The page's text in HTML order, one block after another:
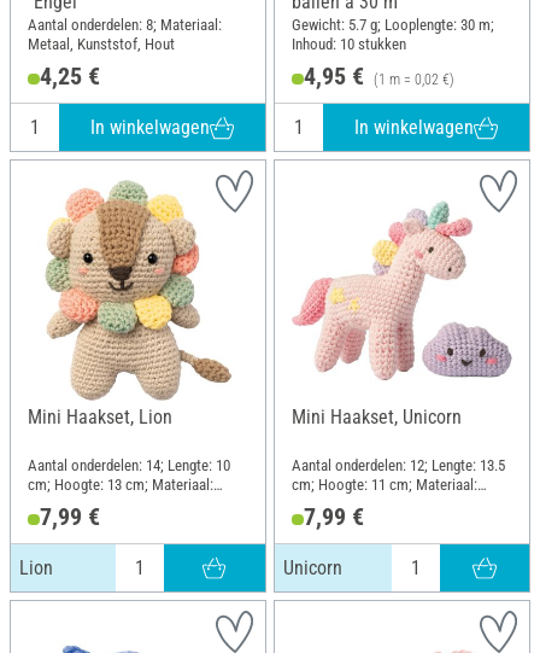
Aantal onderdelen: 8; Materiaal:
Metaal, Kunststof, Hout
4,25 €
In winkelwagen
Gewicht: 5.7 g; Looplengte: 30 m;
Inhoud: 10 stukken
4,95 € (1 m = 0,02 €)
In winkelwagen
Mini Haakset, Lion
Aantal onderdelen: 14; Lengte: 10
cm; Hoogte: 13 cm; Materiaal:
Kunststof, Metaal, Katoen,
Polyester (PES)
7,99 €
Lion
Mini Haakset, Unicorn
Aantal onderdelen: 12; Lengte: 13.5
cm; Hoogte: 11 cm; Materiaal:
Kunststof, Metaal, Katoen,
Polyester (PES)
7,99 €
Unicorn